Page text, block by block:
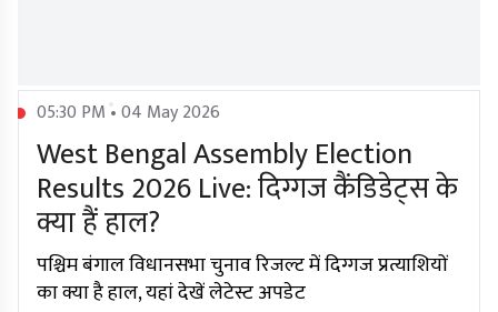
05:30 PM • 04 May 2026
West Bengal Assembly Election
Results 2026 Live: दिग्गज कैंडिडेट्स के
क्या हैं हाल?
पश्चिम बंगाल विधानसभा चुनाव रिजल्ट में दिग्गज प्रत्याशियों
का क्या है हाल, यहां देखें लेटेस्ट अपडेट